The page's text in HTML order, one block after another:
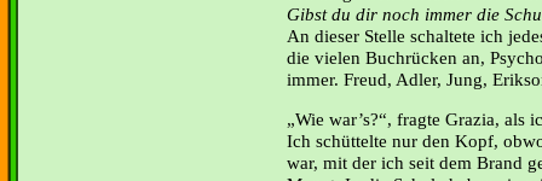
Gibst du dir noch immer die
An dieser Stelle schaltete ich
die vielen Buchrücken an,
immer. Freud, Adler, Jung,
Wie war’s?“, fragte Grazia, als
Ich schüttelte nur den Kopf,
war, mit der ich seit dem Brand